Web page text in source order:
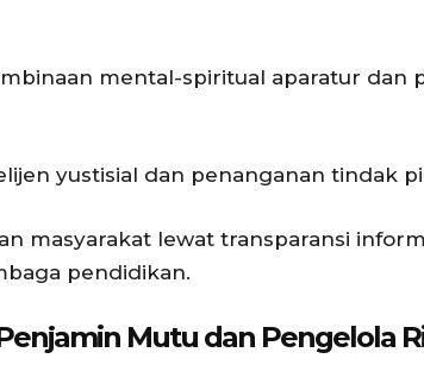
mental-spiritual aparatur dan
yustisial dan penanganan tindak
masyarakat lewat transparansi
pendidikan.
Mutu dan Pengelola